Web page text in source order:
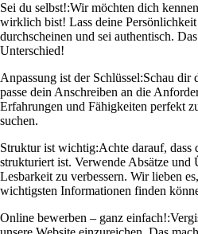
Sei du selbst!:Wir möchten dich
wirklich bist! Lass deine
durchscheinen und sei authentisch.
Unterschied!
Anpassung ist der Schlüssel:Schau dir
passe dein Anschreiben an die
Erfahrungen und Fähigkeiten perfekt
suchen.
Struktur ist wichtig:Achte darauf, dass
strukturiert ist. Verwende Absätze und
Lesbarkeit zu verbessern. Wir lieben
wichtigsten Informationen finden
Online bewerben – ganz einfach!: